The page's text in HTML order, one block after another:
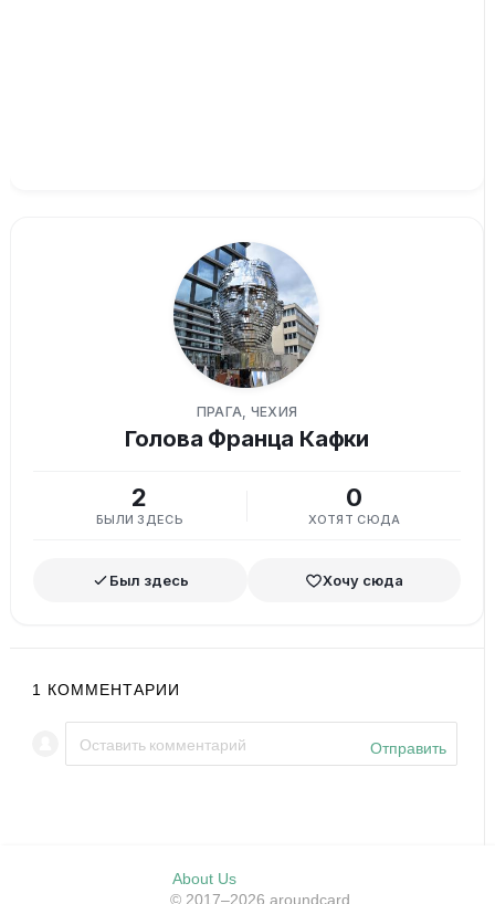
ПРАГА, ЧЕХИЯ
Голова Франца Кафки
2
БЫЛИ ЗДЕСЬ
0
ХОТЯТ СЮДА
Был здесь Хочу сюда
1 КОММЕНТАРИИ
Отправить
About Us
© 2017–2026 aroundcard